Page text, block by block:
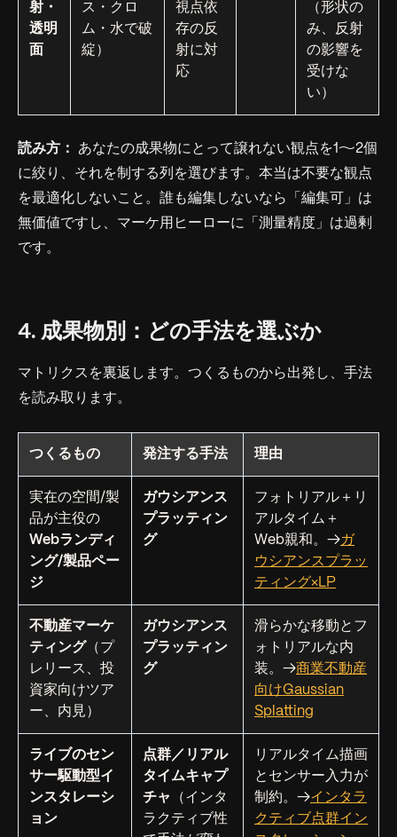
射・
透明
面
ス・クロ
ム・水で破
綻）
視点依
存の反
射に対
応
（形状の
み、反射
の影響を
受けな
い）
読み方：
あなたの成果物にとって譲れない観点を1〜2個
に絞り、それを制する列を選びます。本当は不要な観点
を最適化しないこと。誰も編集しないなら「編集可」は
無価値ですし、マーケ用ヒーローに「測量精度」は過剰
です。
4. 成果物別：どの手法を選ぶか
マトリクスを裏返します。つくるものから出発し、手法
を読み取ります。
つくるもの 発注する手法 理由
実在の空間/製
品が主役の
Webランディ
ング/製品ペー
ジ
ガウシアンス
プラッティン
グ
フォトリアル＋リ
アルタイム＋
Web親和。→ガ
ウシアンスプラッ
ティング×LP
不動産マーケ
ティング （プ
レリース、投
資家向けツア
ー、内見）
ガウシアンス
プラッティン
グ
滑らかな移動とフ
ォトリアルな内
装。→商業不動産
向けGaussian
Splatting
ライブのセン
サー駆動型イ
ンスタレーシ
ョン
点群／リアル
タイムキャプ
チャ
（インタ
ラクティブ性
リアルタイム描画
とセンサー入力が
制約。→インタラ
クティブ点群イン